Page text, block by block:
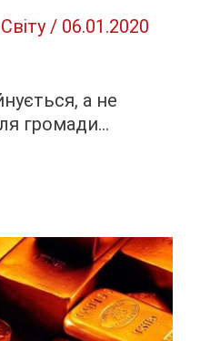
/ 06.01.2020
а не
громади…